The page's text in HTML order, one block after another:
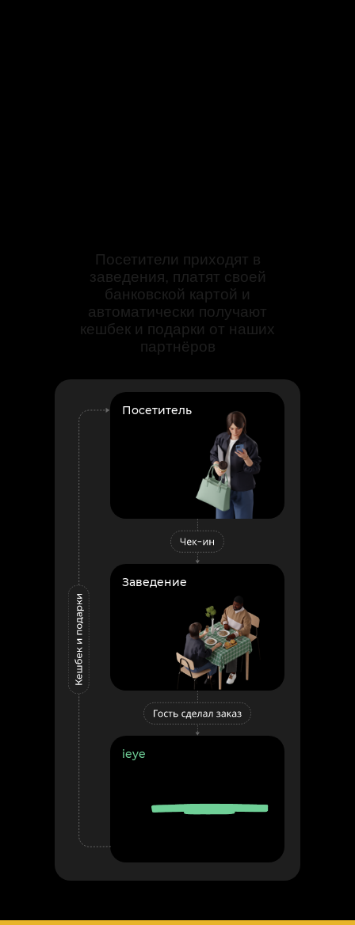
Посетители приходят в
заведения, платят своей
банковской картой и
автоматически получают
кешбек и подарки от наших
партнёров
Посетитель
Заведение
ieye